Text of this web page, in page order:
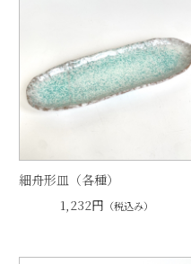
細舟形皿（各種）
1,232円 （税込み）